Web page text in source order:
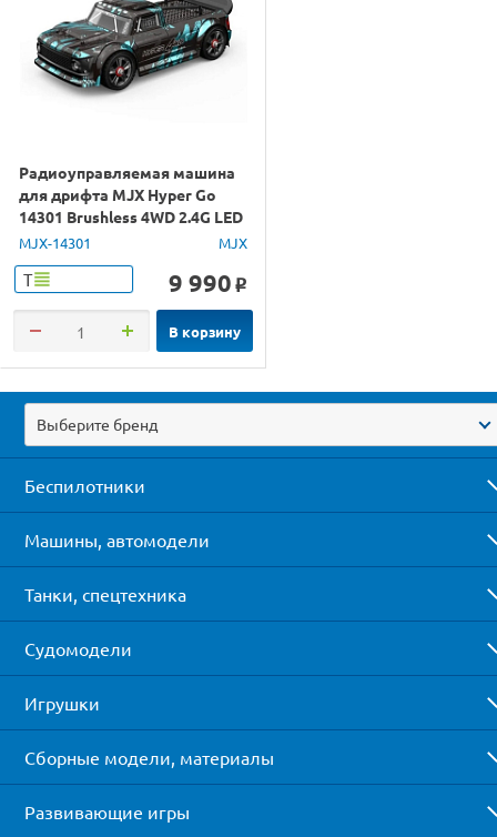
Радиоуправляемая машина
для дрифта MJX Hyper Go
14301 Brushless 4WD 2.4G LED
1/14 RTR
MJX-14301 MJX
Т 9 990 o
В корзину
Выберите бренд
Беспилотники
Машины, автомодели
Танки, спецтехника
Судомодели
Игрушки
Сборные модели, материалы
Развивающие игры